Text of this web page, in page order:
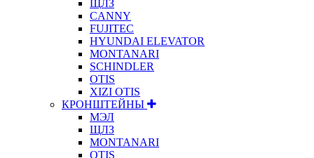
ЩЛЗ
CANNY
FUJITEC
HYUNDAI ELEVATOR
MONTANARI
SCHINDLER
OTIS
XIZI OTIS
КРОНШТЕЙНЫ
МЭЛ
ЩЛЗ
MONTANARI
OTIS